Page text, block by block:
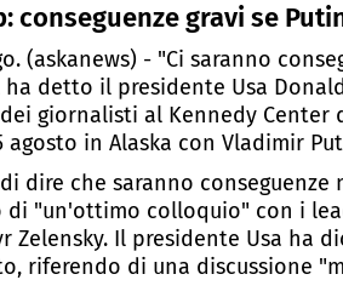
conseguenze gravi se
(askanews) - "Ci saranno
ha detto il presidente Usa
giornalisti al Kennedy Center
in Alaska con Vladimir
dire che saranno conseguenze
"un'ottimo colloquio" con i
Zelensky. Il presidente Usa ha
riferendo di una discussione